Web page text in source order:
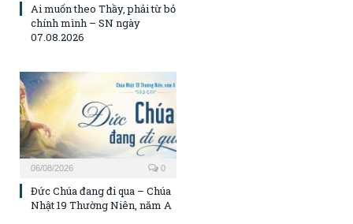
Ai muốn theo Thầy, phải từ bỏ
chính mình – SN ngày
07.08.2026
06/08/2026 0
Đức Chúa đang đi qua – Chúa
Nhật 19 Thường Niên, năm A